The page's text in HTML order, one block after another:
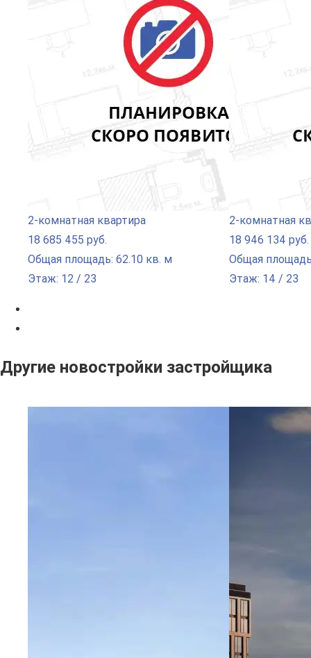
2-комнатная квартира
18 685 455 руб.
Общая площадь: 62.10 кв. м
Этаж: 12 / 23
2-комнатная
18 946 134 руб.
Общая
Этаж: 14 / 23
Другие новостройки застройщика